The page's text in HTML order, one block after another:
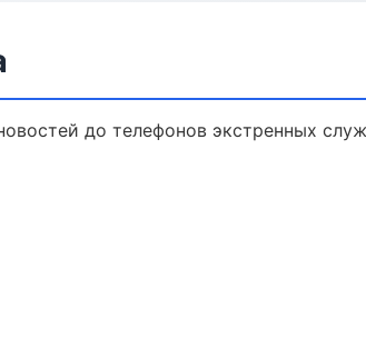
до телефонов экстренных